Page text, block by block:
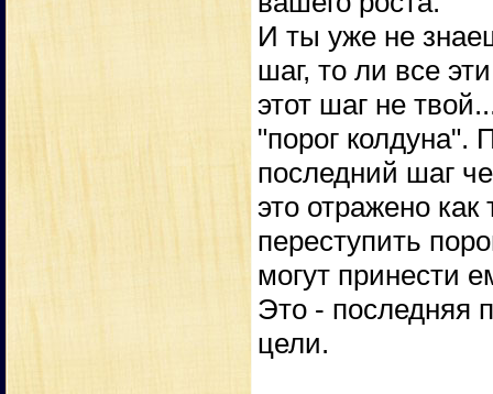
И ты уже не
шаг, то ли все
этот шаг не
"порог колдуна".
последний шаг
это отражено
переступить
могут принести
Это - последняя
цели.